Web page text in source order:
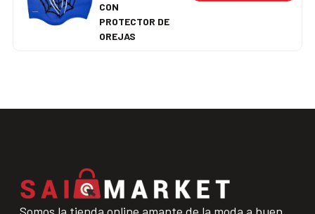
CON
PROTECTOR DE
OREJAS